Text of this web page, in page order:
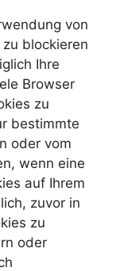
von
blockieren
Ihre
Browser
zu
bestimmte
oder vom
wenn eine
auf Ihrem
zuvor in
zu
oder